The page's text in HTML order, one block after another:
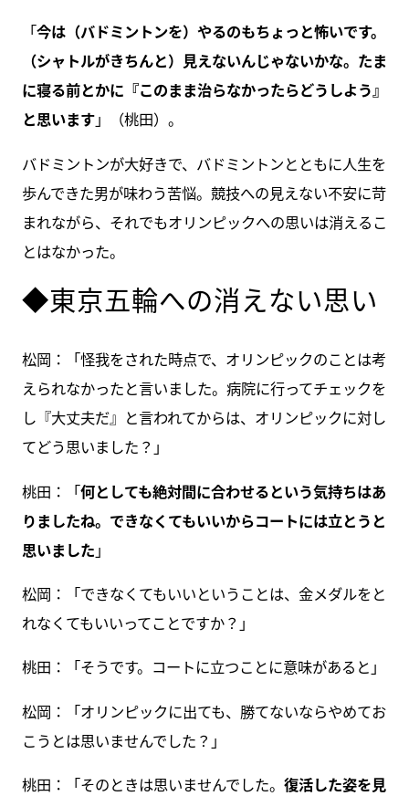
「今は（バドミントンを）やるのもちょっと怖いです。
（シャトルがきちんと）見えないんじゃないかな。たま
に寝る前とかに『このまま治らなかったらどうしよう』
と思います」（桃田）。
バドミントンが大好きで、バドミントンとともに人生を
歩んできた男が味わう苦悩。競技への見えない不安に苛
まれながら、それでもオリンピックへの思いは消えるこ
とはなかった。
◆東京五輪への消えない思い
松岡：「怪我をされた時点で、オリンピックのことは考
えられなかったと言いました。病院に行ってチェックを
し『大丈夫だ』と言われてからは、オリンピックに対し
てどう思いました？」
桃田：「何としても絶対間に合わせるという気持ちはあ
りましたね。できなくてもいいからコートには立とうと
思いました 」
松岡：「できなくてもいいということは、金メダルをと
れなくてもいいってことですか？」
桃田：「そうです。コートに立つことに意味があると」
松岡：「オリンピックに出ても、勝てないならやめてお
こうとは思いませんでした？」
桃田：「そのときは思いませんでした。 復活した姿を見